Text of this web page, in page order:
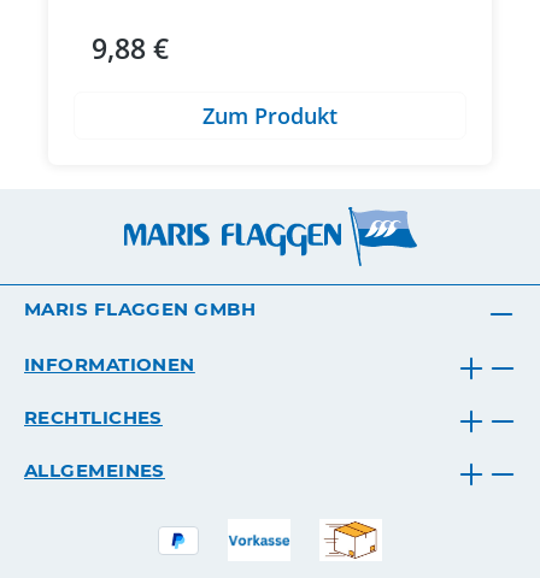
Regulärer Preis:
9,88 €
Zum Produkt
MARIS FLAGGEN GMBH
INFORMATIONEN
RECHTLICHES
ALLGEMEINES